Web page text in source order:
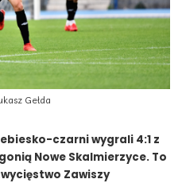
Gełda
czarni wygrali 4:1 z
Nowe Skalmierzyce. To
Zawiszy